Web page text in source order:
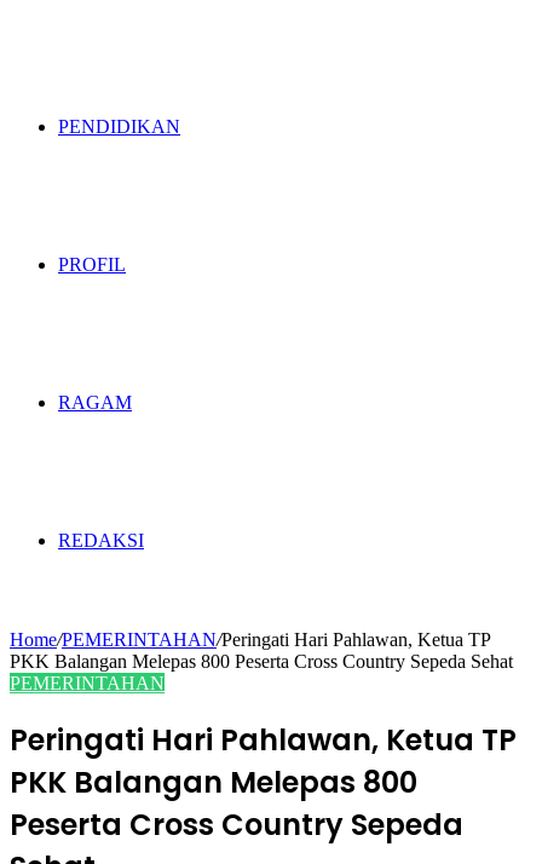
PENDIDIKAN
PROFIL
RAGAM
REDAKSI
Home/PEMERINTAHAN/Peringati Hari Pahlawan, Ketua TP
PKK Balangan Melepas 800 Peserta Cross Country Sepeda Sehat
PEMERINTAHAN
Peringati Hari Pahlawan, Ketua TP
PKK Balangan Melepas 800
Peserta Cross Country Sepeda